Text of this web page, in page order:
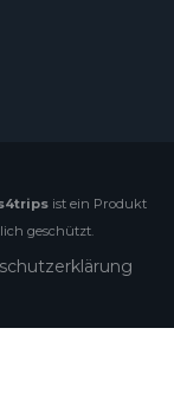
ist ein Produkt
geschützt.